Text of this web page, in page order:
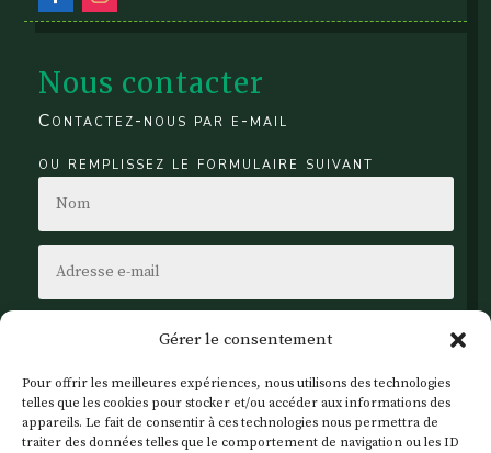
Gérer le consentement
Pour offrir les meilleures expériences, nous utilisons des technologies
telles que les cookies pour stocker et/ou accéder aux informations des
appareils. Le fait de consentir à ces technologies nous permettra de
traiter des données telles que le comportement de navigation ou les ID
Nous contacter
Contactez-nous par e-mail
ou remplissez le formulaire suivant